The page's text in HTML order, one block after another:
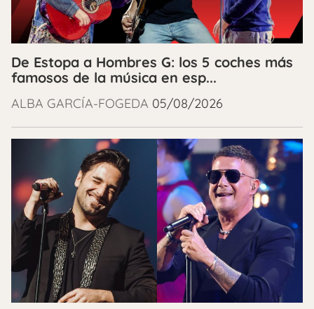
De Estopa a Hombres G: los 5 coches más
famosos de la música en esp...
ALBA GARCÍA-FOGEDA 05/08/2026